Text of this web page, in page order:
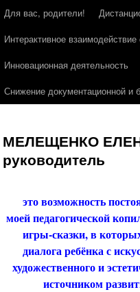
содержимому
Для вас, родители!
Интерактивное
Инновационная деятельность
Снижение документационной и
МЕЛЕЩЕНКО
руководитель
Для
это возможность
моей педагогической
игры-сказки, в
диалога ребёнка с
художественного и
источником